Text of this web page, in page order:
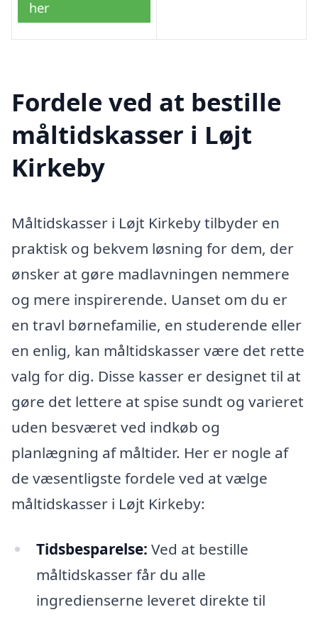
her
Fordele ved at bestille
måltidskasser i Løjt
Kirkeby
Måltidskasser i Løjt Kirkeby tilbyder en
praktisk og bekvem løsning for dem, der
ønsker at gøre madlavningen nemmere
og mere inspirerende. Uanset om du er
en travl børnefamilie, en studerende eller
en enlig, kan måltidskasser være det rette
valg for dig. Disse kasser er designet til at
gøre det lettere at spise sundt og varieret
uden besværet ved indkøb og
planlægning af måltider. Her er nogle af
de væsentligste fordele ved at vælge
måltidskasser i Løjt Kirkeby:
Tidsbesparelse: Ved at bestille
måltidskasser får du alle
ingredienserne leveret direkte til